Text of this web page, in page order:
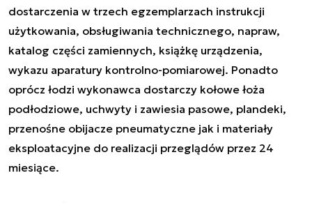
dostarczenia w trzech egzemplarzach instrukcji
użytkowania, obsługiwania technicznego, napraw,
katalog części zamiennych, książkę urządzenia,
wykazu aparatury kontrolno-pomiarowej. Ponadto
oprócz łodzi wykonawca dostarczy kołowe łoża
podłodziowe, uchwyty i zawiesia pasowe, plandeki,
przenośne obijacze pneumatyczne jak i materiały
eksploatacyjne do realizacji przeglądów przez 24
miesiące.